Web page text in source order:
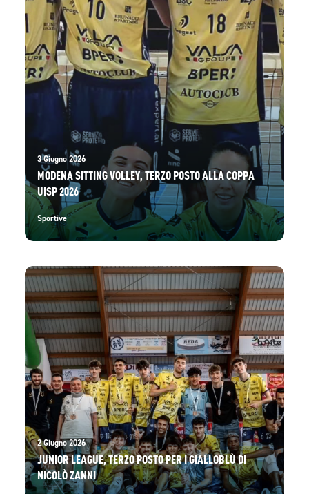
3 Giugno 2026
MODENA SITTING VOLLEY, TERZO POSTO ALLA COPPA
UISP 2026
Sportive
2 Giugno 2026
JUNIOR LEAGUE, TERZO POSTO PER I GIALLOBLÙ DI
NICOLÒ ZANNI